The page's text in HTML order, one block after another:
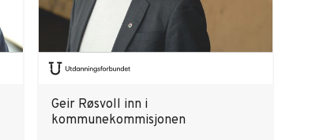
Geir Røsvoll inn i
kommunekommisjonen